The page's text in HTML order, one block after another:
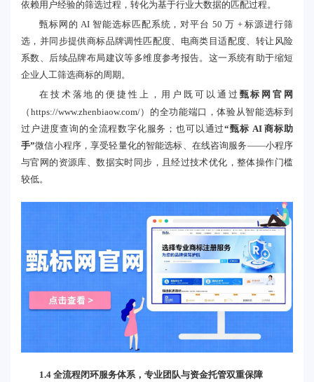
依赖用户经验的筛选过程，转化为基于行业大数据的匹配过程。
甄标网的 AI 智能选标匹配系统 ， 对平台 50 万 + 标源进行筛
选，并同步提供商标品牌调性匹配度、电商类目适配度、转让风险
系数、后续品牌布局建议等多维度参考报告。这一系统有助于缩短
企业人工筛选商标的周期。
在技术落地的便捷性上，用户既可以通过 甄标网官网
（ https://www.zhenbiaow.com/）的全功能端口，体验从智能选标到
过户进度查询的全流程数字化服务；也可以通过“甄标 AI 商标助
手”微信小程序，享受轻量化的智能选标、在线咨询服务——小程序
与官网的资源库、数据实时同步，且经过技术优化，整体操作门槛
较低。
1.4 全流程闭环服务体系，专业团队与资金托管双重保障